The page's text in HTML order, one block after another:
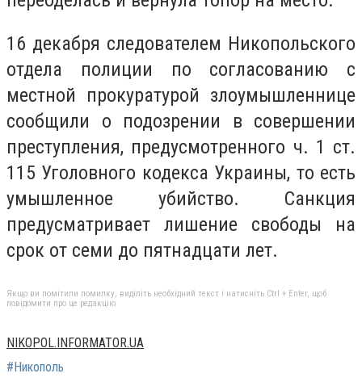
16 декабря следователем Никопольского
отдела полиции по согласованию с
местной прокуратурой злоумышленнице
сообщили о подозрении в совершении
преступления, предусмотренного ч. 1 ст.
115 Уголовного кодекса Украины, то есть
умышленное убийство. Санкция
предусматривает лишение свободы на
срок от семи до пятнадцати лет.
Якщо ви помітили помилку, виділіть необхідний текст і натисніть Ctrl + Enter, щоб
повідомити про це редакцію
NIKOPOL.INFORMATOR.UA
#Никополь